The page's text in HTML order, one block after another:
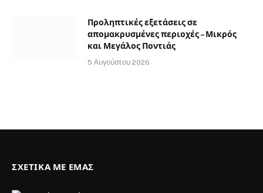
Προληπτικές εξετάσεις σε
απομακρυσμένες περιοχές – Μικρός
και Μεγάλος Ποντιάς
5 Αυγούστου 2026
ΣΧΕΤΙΚΆ ΜΕ ΕΜΆΣ